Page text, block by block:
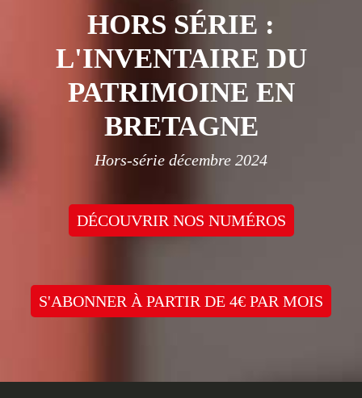
HORS SÉRIE :
L'INVENTAIRE DU
PATRIMOINE EN
BRETAGNE
Hors-série décembre 2024
DÉCOUVRIR NOS NUMÉROS
S'ABONNER À PARTIR DE 4€ PAR MOIS